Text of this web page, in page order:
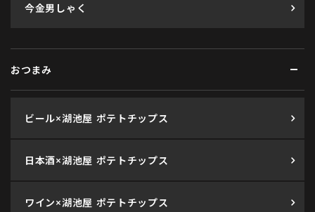
今金男しゃく
おつまみ
ビール×湖池屋 ポテトチップス
日本酒×湖池屋 ポテトチップス
ワイン×湖池屋 ポテトチップス